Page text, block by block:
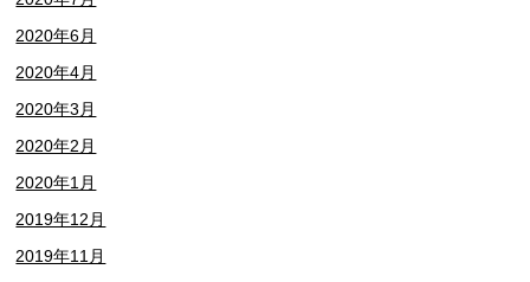
2020年6月
2020年4月
2020年3月
2020年2月
2020年1月
2019年12月
2019年11月